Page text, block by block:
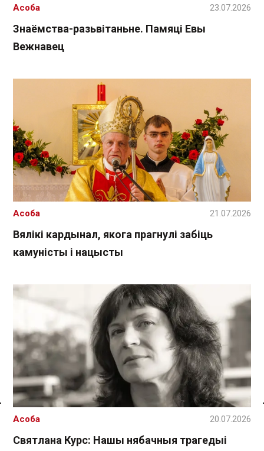
Спасылка без VPN
Знаёмства-разьвітаньне. Памяці Евы
Вежнавец
Асоба 23.07.2026
Вялікі кардынал, якога прагнулі забіць
камуністы і нацысты
Асоба 21.07.2026
Святлана Курс: Нашы нябачныя трагедыі
Асоба 20.07.2026